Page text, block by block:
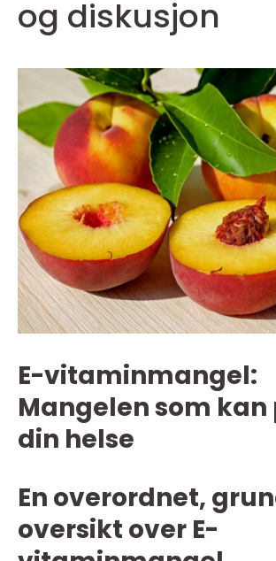
og diskusjon
E-vitaminmangel:
Mangelen som
din helse
En overordnet,
oversikt over E-